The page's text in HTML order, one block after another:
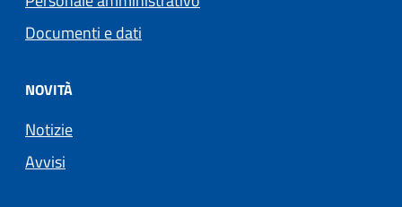
Documenti e dati
NOVITÀ
Notizie
Avvisi